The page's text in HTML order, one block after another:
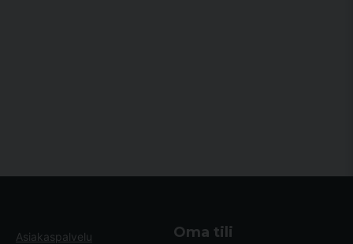
Asiakaspalvelu
Oma tili